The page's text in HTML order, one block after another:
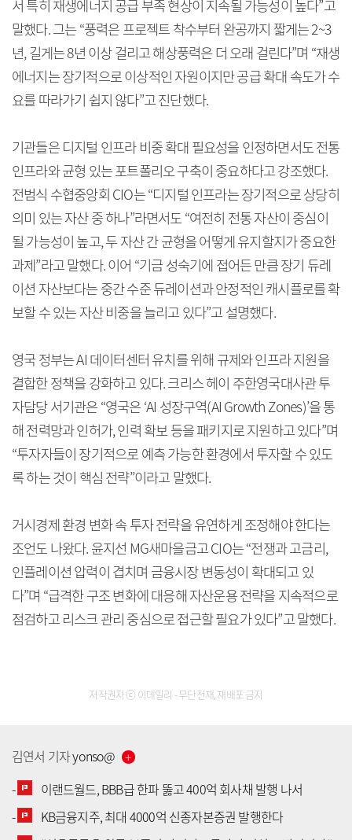
서 특히 재생에너지 공급 부족 현상이 지속될 가능성이 높다”고
말했다. 그는 “풍력은 프로젝트 착수부터 완공까지 짧게는 2~3
년, 길게는 8년 이상 걸리고 해상풍력은 더 오래 걸린다”며 “재생
에너지는 장기적으로 이상적인 자원이지만 공급 확대 속도가 수
요를 따라가기 쉽지 않다”고 진단했다.
기관들은 디지털 인프라 비중 확대 필요성을 인정하면서도 전통
인프라와 균형 있는 포트폴리오 구축이 중요하다고 강조했다.
전범식 수협중앙회 CIO는 “디지털 인프라는 장기적으로 상당히
의미 있는 자산 중 하나”라면서도 “여전히 전통 자산이 중심이
될 가능성이 높고, 두 자산 간 균형을 어떻게 유지할지가 중요한
과제”라고 말했다. 이어 “기금 성숙기에 접어든 만큼 장기 듀레
이션 자산보다는 중간 수준 듀레이션과 안정적인 캐시플로를 확
보할 수 있는 자산 비중을 늘리고 있다”고 설명했다.
영국 정부는 AI 데이터센터 유치를 위해 규제와 인프라 지원을
결합한 정책을 강화하고 있다. 크리스 헤이 주한영국대사관 투
자담당 서기관은 “영국은 ‘AI 성장구역(AI Growth Zones)’을 통
해 전력망과 인허가, 인력 확보 등을 패키지로 지원하고 있다”며
“투자자들이 장기적으로 예측 가능한 환경에서 투자할 수 있도
록 하는 것이 핵심 전략”이라고 말했다.
거시경제 환경 변화 속 투자 전략을 유연하게 조정해야 한다는
조언도 나왔다. 윤지선 MG새마을금고 CIO는 “전쟁과 고금리,
인플레이션 압력이 겹치며 금융시장 변동성이 확대되고 있
다”며 “급격한 구조 변화에 대응해 자산운용 전략을 지속적으로
점검하고 리스크 관리 중심으로 접근할 필요가 있다”고 말했다.
저작권자 ⓒ 이데일리 - 무단전재, 재배포 금지
김연서 기자yonso@
-
이랜드월드, BBB급 한파 뚫고 400억 회사채 발행 나서
-
KB금융지주, 최대 4000억 신종자본증권 발행한다
[공지] 유료서비스 가입 안내